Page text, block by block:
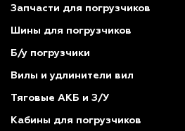
Запчасти для погрузчиков
Шины для погрузчиков
Б/у погрузчики
Вилы и удлинители вил
Тяговые АКБ и З/У
Кабины для погрузчиков